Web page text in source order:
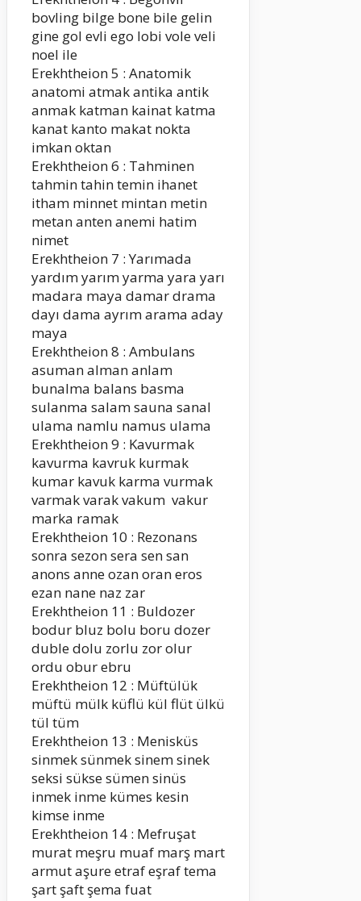
bovling bilge bone bile gelin
gine gol evli ego lobi vole veli
noel ile
Erekhtheion 5 : Anatomik
anatomi atmak antika antik
anmak katman kainat katma
kanat kanto makat nokta
imkan oktan
Erekhtheion 6 : Tahminen
tahmin tahin temin ihanet
itham minnet mintan metin
metan anten anemi hatim
nimet
Erekhtheion 7 : Yarımada
yardım yarım yarma yara yarı
madara maya damar drama
dayı dama ayrım arama aday
maya
Erekhtheion 8 : Ambulans
asuman alman anlam
bunalma balans basma
sulanma salam sauna sanal
ulama namlu namus ulama
Erekhtheion 9 : Kavurmak
kavurma kavruk kurmak
kumar kavuk karma vurmak
varmak varak vakum vakur
marka ramak
Erekhtheion 10 : Rezonans
sonra sezon sera sen san
anons anne ozan oran eros
ezan nane naz zar
Erekhtheion 11 : Buldozer
bodur bluz bolu boru dozer
duble dolu zorlu zor olur
ordu obur ebru
Erekhtheion 12 : Müftülük
müftü mülk küflü kül flüt ülkü
tül tüm
Erekhtheion 13 : Menisküs
sinmek sünmek sinem sinek
seksi sükse sümen sinüs
inmek inme kümes kesin
kimse inme
Erekhtheion 14 : Mefruşat
murat meşru muaf marş mart
armut aşure etraf eşraf tema
şart şaft şema fuat